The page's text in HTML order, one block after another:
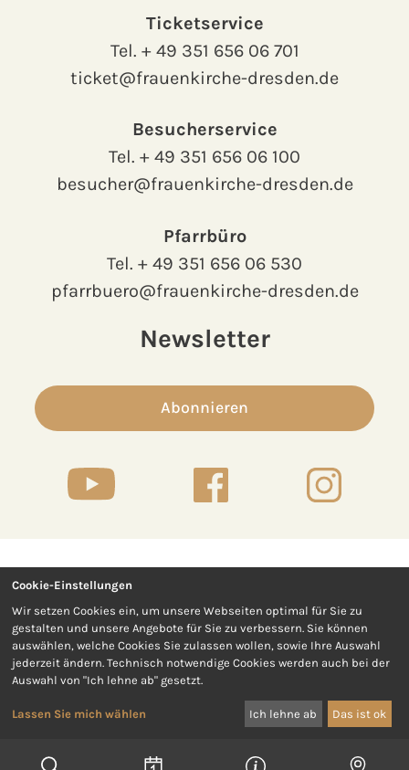
Ticketservice
Tel. + 49 351 656 06 701
ticket@frauenkirche-dresden.de
Besucherservice
Tel. + 49 351 656 06 100
besucher@frauenkirche-dresden.de
Pfarrbüro
Tel. + 49 351 656 06 530
pfarrbuero@frauenkirche-dresden.de
Newsletter
Abonnieren
Kontakt
Impressum Datenschutz
Barrierefreiheit
Cookie-Einstellungen
Wir setzen Cookies ein, um unsere Webseiten optimal für Sie zu
gestalten und unsere Angebote für Sie zu verbessern. Sie können
auswählen, welche Cookies Sie zulassen wollen, sowie Ihre Auswahl
jederzeit ändern. Technisch notwendige Cookies werden auch bei der
Auswahl von "Ich lehne ab" gesetzt.
Lassen Sie mich wählen Ich lehne ab Das ist ok